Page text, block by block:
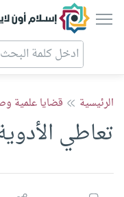
إسلام أون
الرئيسية قضايا علمية
تعاطي